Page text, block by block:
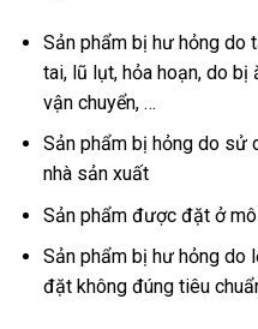
Sản phẩm bị hư hỏng do
tai, lũ lụt, hỏa hoạn, do bị
vận chuyển, …
Sản phẩm bị hỏng do sử
nhà sản xuất
Sản phẩm được đặt ở
Sản phẩm bị hư hỏng do
đặt không đúng tiêu